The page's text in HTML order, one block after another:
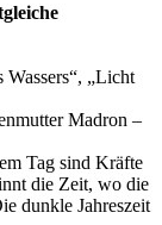
„Licht
Madron –
Tag sind Kräfte
die Zeit, wo die
dunkle Jahreszeit